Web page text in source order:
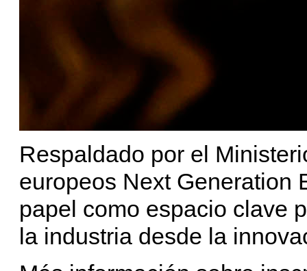
Respaldado por el
europeos Next Generation
papel como espacio clave
la industria desde la